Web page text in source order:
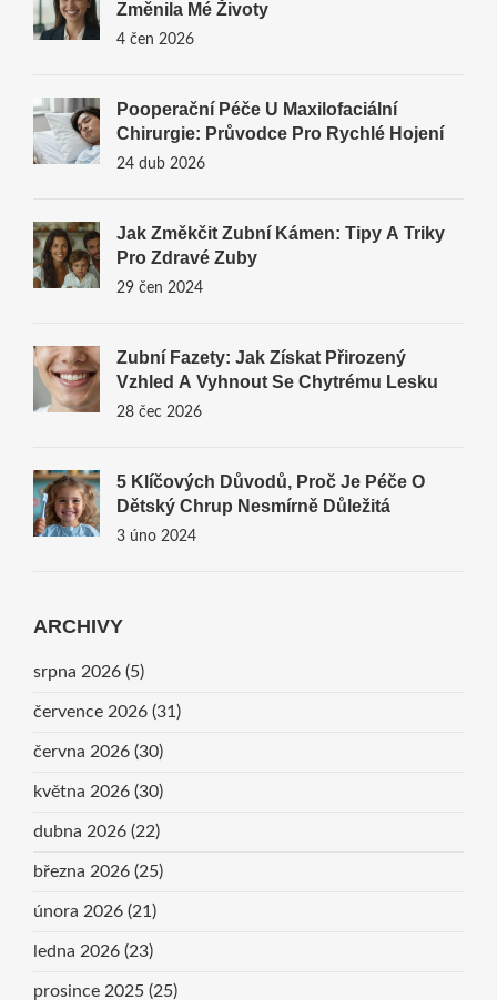
Změnila Mé Životy
4 čen 2026
Pooperační Péče U Maxilofaciální
Chirurgie: Průvodce Pro Rychlé Hojení
24 dub 2026
Jak Změkčit Zubní Kámen: Tipy A Triky
Pro Zdravé Zuby
29 čen 2024
Zubní Fazety: Jak Získat Přirozený
Vzhled A Vyhnout Se Chytrému Lesku
28 čec 2026
5 Klíčových Důvodů, Proč Je Péče O
Dětský Chrup Nesmírně Důležitá
3 úno 2024
ARCHIVY
srpna 2026 (5)
července 2026 (31)
června 2026 (30)
května 2026 (30)
dubna 2026 (22)
března 2026 (25)
února 2026 (21)
ledna 2026 (23)
prosince 2025 (25)